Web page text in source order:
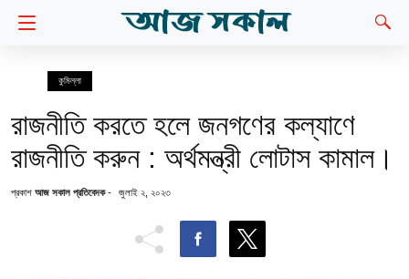
কুমিল্লা
রাজনীতি করতে হলে জনগণের কল্যাণে
রাজনীতি করুন : অর্থমন্ত্রী লোটাস কামাল।
প্রকাশ আজ সকাল প্রতিবেদক - জুলাই ২, ২০২৩